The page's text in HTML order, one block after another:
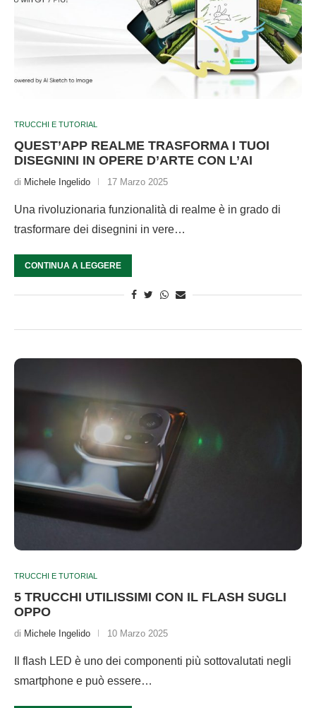
TRUCCHI E TUTORIAL
QUEST’APP REALME TRASFORMA I TUOI
DISEGNINI IN OPERE D’ARTE CON L’AI
di Michele Ingelido 17 Marzo 2025
Una rivoluzionaria funzionalità di realme è in grado di
trasformare dei disegnini in vere…
CONTINUA A LEGGERE
TRUCCHI E TUTORIAL
5 TRUCCHI UTILISSIMI CON IL FLASH SUGLI
OPPO
di Michele Ingelido 10 Marzo 2025
Il flash LED è uno dei componenti più sottovalutati negli
smartphone e può essere…